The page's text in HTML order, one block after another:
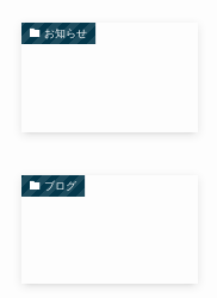
お知らせ
ブログ